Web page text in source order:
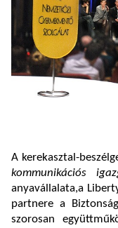
A kerekasztal-
kommunikációs
anyavállalata,a
partnere a
szorosan